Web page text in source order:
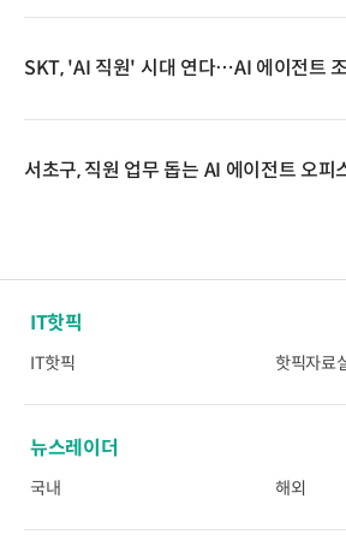
SKT, 'AI 직원' 시대 연다…AI 에이전트
서초구, 직원 업무 돕는 AI 에이전트 오피
IT핫픽
IT핫픽 핫픽자료
뉴스레이더
국내 해외